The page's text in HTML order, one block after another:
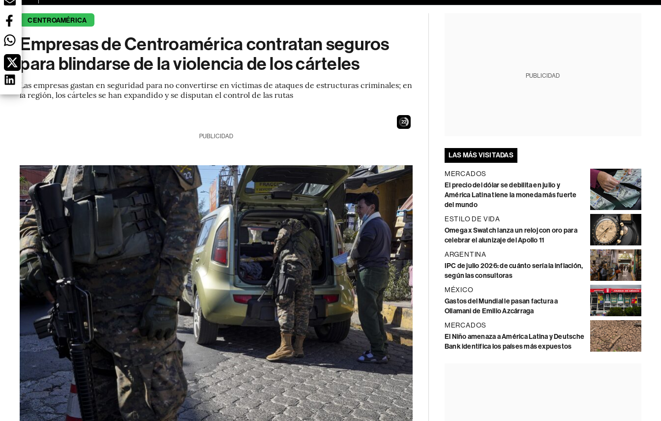
CENTROAMÉRICA
Empresas de Centroamérica contratan seguros
para blindarse de la violencia de los cárteles
Las empresas gastan en seguridad para no convertirse en víctimas de ataques de estructuras criminales; en
la región, los cárteles se han expandido y se disputan el control de las rutas
21
PUBLICIDAD
PUBLICIDAD
LAS MÁS VISITADAS
MERCADOS
El precio del dólar se debilita en julio y
América Latina tiene la moneda más fuerte
del mundo
ESTILO DE VIDA
Omega x Swatch lanza un reloj con oro para
celebrar el alunizaje del Apollo 11
ARGENTINA
IPC de julio 2026: de cuánto sería la inflación,
según las consultoras
MÉXICO
Gastos del Mundial le pasan factura a
Ollamani de Emilio Azcárraga
MERCADOS
El Niño amenaza a América Latina y Deutsche
Bank identifica los países más expuestos